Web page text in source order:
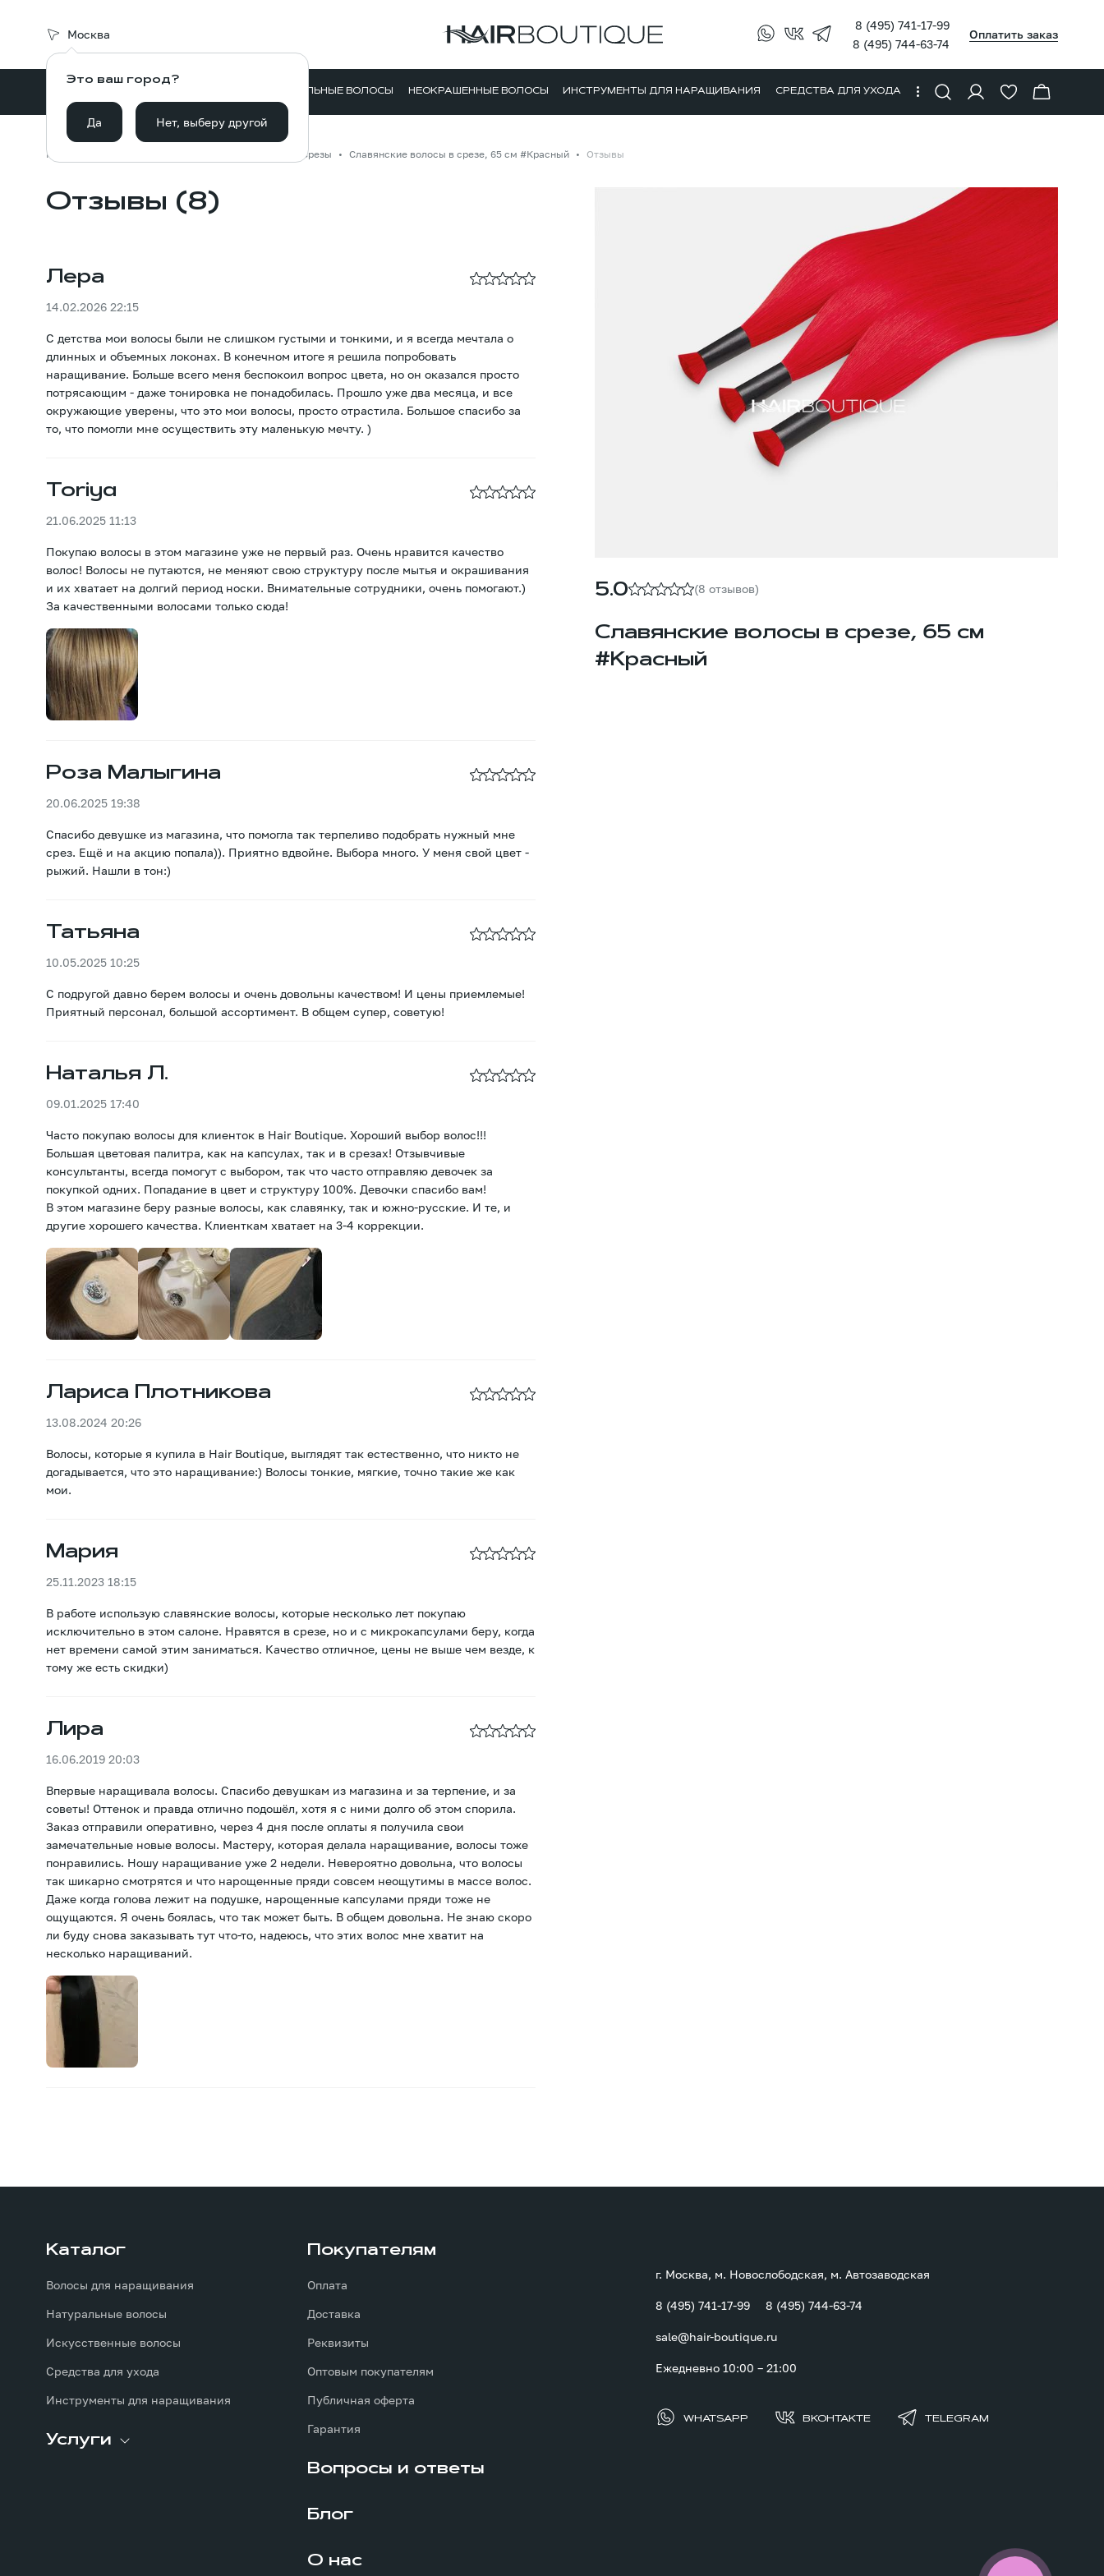
Москва
Это ваш город?
Да Нет, выберу другой
8 (495) 741-17-99
8 (495) 744-63-74
Оплатить заказ
НАТУРАЛЬНЫЕ ВОЛОСЫ НЕОКРАШЕННЫЕ ВОЛОСЫ ИНСТРУМЕНТЫ ДЛЯ НАРАЩИВАНИЯ СРЕДСТВА ДЛЯ УХОДА
Главная Срезы Славянские волосы в срезе, 65 см #Красный Отзывы
5.0 (8 отзывов)
Славянские волосы в срезе, 65 см
#Красный
Отзывы (8)
Лера
14.02.2026 22:15
С детства мои волосы были не слишком густыми и тонкими, и я всегда мечтала о
длинных и объемных локонах. В конечном итоге я решила попробовать
наращивание. Больше всего меня беспокоил вопрос цвета, но он оказался просто
потрясающим - даже тонировка не понадобилась. Прошло уже два месяца, и все
окружающие уверены, что это мои волосы, просто отрастила. Большое спасибо за
то, что помогли мне осуществить эту маленькую мечту. )
Toriya
21.06.2025 11:13
Покупаю волосы в этом магазине уже не первый раз. Очень нравится качество
волос! Волосы не путаются, не меняют свою структуру после мытья и окрашивания
и их хватает на долгий период носки. Внимательные сотрудники, очень помогают.)
За качественными волосами только сюда!
Роза Малыгина
20.06.2025 19:38
Спасибо девушке из магазина, что помогла так терпеливо подобрать нужный мне
срез. Ещё и на акцию попала)). Приятно вдвойне. Выбора много. У меня свой цвет -
рыжий. Нашли в тон:)
Татьяна
10.05.2025 10:25
С подругой давно берем волосы и очень довольны качеством! И цены приемлемые!
Приятный персонал, большой ассортимент. В общем супер, советую!
Наталья Л.
09.01.2025 17:40
Часто покупаю волосы для клиенток в Hair Boutique. Хороший выбор волос!!!
Большая цветовая палитра, как на капсулах, так и в срезах! Отзывчивые
консультанты, всегда помогут с выбором, так что часто отправляю девочек за
покупкой одних. Попадание в цвет и структуру 100%. Девочки спасибо вам!
В этом магазине беру разные волосы, как славянку, так и южно-русские. И те, и
другие хорошего качества. Клиенткам хватает на 3-4 коррекции.
Лариса Плотникова
13.08.2024 20:26
Волосы, которые я купила в Hair Boutique, выглядят так естественно, что никто не
догадывается, что это наращивание:) Волосы тонкие, мягкие, точно такие же как
мои.
Мария
25.11.2023 18:15
В работе использую славянские волосы, которые несколько лет покупаю
исключительно в этом салоне. Нравятся в срезе, но и с микрокапсулами беру, когда
нет времени самой этим заниматься. Качество отличное, цены не выше чем везде, к
тому же есть скидки)
Лира
16.06.2019 20:03
Впервые наращивала волосы. Спасибо девушкам из магазина и за терпение, и за
советы! Оттенок и правда отлично подошёл, хотя я с ними долго об этом спорила.
Заказ отправили оперативно, через 4 дня после оплаты я получила свои
замечательные новые волосы. Мастеру, которая делала наращивание, волосы тоже
понравились. Ношу наращивание уже 2 недели. Невероятно довольна, что волосы
так шикарно смотрятся и что нарощенные пряди совсем неощутимы в массе волос.
Даже когда голова лежит на подушке, нарощенные капсулами пряди тоже не
ощущаются. Я очень боялась, что так может быть. В общем довольна. Не знаю скоро
ли буду снова заказывать тут что-то, надеюсь, что этих волос мне хватит на
несколько наращиваний.
Каталог
Волосы для наращивания
Натуральные волосы
Искусственные волосы
Средства для ухода
Инструменты для наращивания
Услуги
Покупателям
Оплата
Доставка
Реквизиты
Оптовым покупателям
Публичная оферта
Гарантия
Вопросы и ответы
Блог
О нас
г. Москва, м. Новослободская, м. Автозаводская
8 (495) 741-17-99 8 (495) 744-63-74
sale@hair-boutique.ru
Ежедневно 10:00 – 21:00
WHATSAPP ВКОНТАКТЕ TELEGRAM